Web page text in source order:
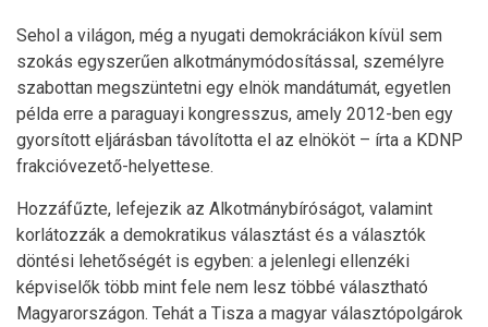
Sehol a világon, még a nyugati demokráciákon kívül sem
szokás egyszerűen alkotmánymódosítással, személyre
szabottan megszüntetni egy elnök mandátumát, egyetlen
példa erre a paraguayi kongresszus, amely 2012-ben egy
gyorsított eljárásban távolította el az elnököt – írta a KDNP
frakcióvezető-helyettese.
Hozzáfűzte, lefejezik az Alkotmánybíróságot, valamint
korlátozzák a demokratikus választást és a választók
döntési lehetőségét is egyben: a jelenlegi ellenzéki
képviselők több mint fele nem lesz többé választható
Magyarországon. Tehát a Tisza a magyar választópolgárok